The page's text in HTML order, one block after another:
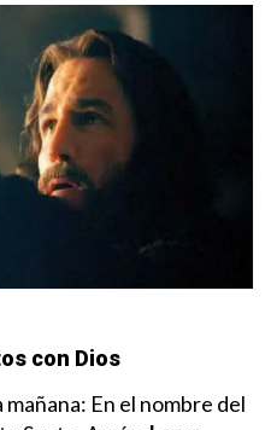
con Dios
En el nombre del